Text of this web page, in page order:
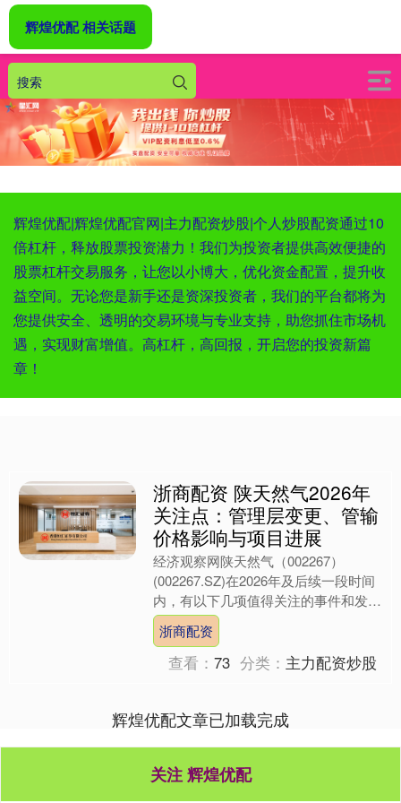
辉煌优配|辉煌优配官网|主力配资炒股|个人炒股配资通过10
倍杠杆，释放股票投资潜力！我们为投资者提供高效便捷的
股票杠杆交易服务，让您以小博大，优化资金配置，提升收
益空间。无论您是新手还是资深投资者，我们的平台都将为
您提供安全、透明的交易环境与专业支持，助您抓住市场机
遇，实现财富增值。高杠杆，高回报，开启您的投资新篇
章！
辉煌优配 相关话题
浙商配资 陕天然气2026年
关注点：管理层变更、管输
价格影响与项目进展
经济观察网陕天然气（002267）
(002267.SZ)在2026年及后续一段时间
内，有以下几项值得关注的事件和发
展。 高管变动 2026年1月，公司完成
了董事....
浙商配资
查看：73 分类： 主力配资炒股
辉煌优配文章已加载完成
关注 辉煌优配